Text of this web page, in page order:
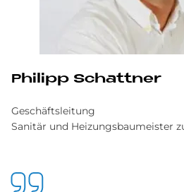
Philipp Schattner
Geschäftsleitung
Sanitär und Heizungsbaumeister